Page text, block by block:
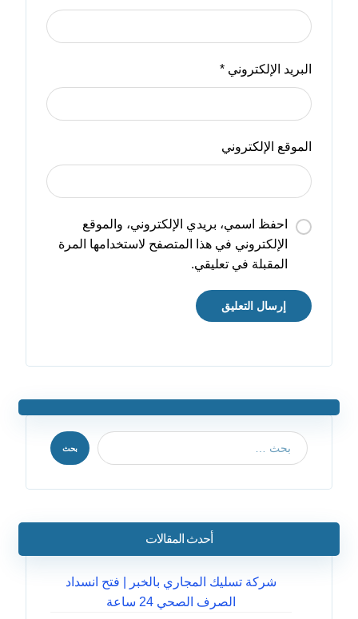
البريد الإلكتروني*
الموقع الإلكتروني
احفظ اسمي، بريدي الإلكتروني، والموقع
الإلكتروني في هذا المتصفح لاستخدامها المرة
المقبلة في تعليقي.
إرسال التعليق
بحث
أحدث المقالات
شركة تسليك المجاري بالخبر | فتح انسداد
الصرف الصحي 24 ساعة